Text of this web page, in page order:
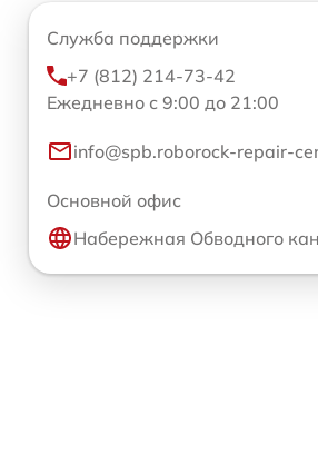
Служба поддержки
+7 (812) 214-73-42
Ежедневно с 9:00 до 21:00
info@spb.roborock-repair-
Основной офис
Набережная Обводного